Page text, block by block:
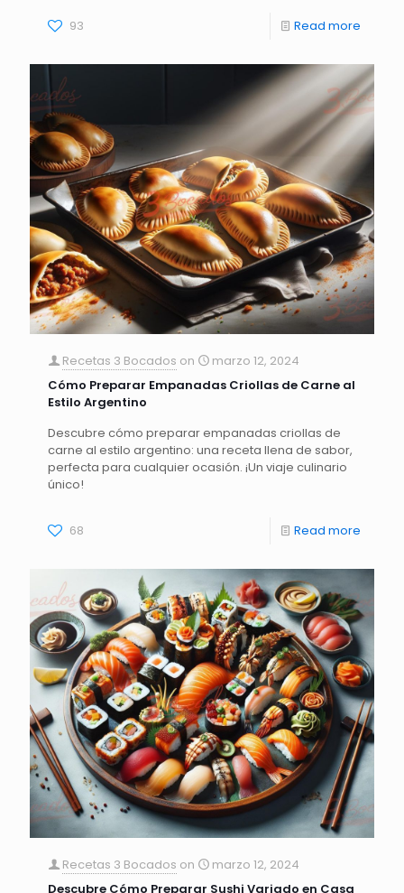
93 Read more
Recetas 3 Bocados on
marzo 12, 2024
Cómo Preparar Empanadas Criollas de Carne al
Estilo Argentino
Descubre cómo preparar empanadas criollas de
carne al estilo argentino: una receta llena de sabor,
perfecta para cualquier ocasión. ¡Un viaje culinario
único!
68 Read more
Recetas 3 Bocados on
marzo 12, 2024
Descubre Cómo Preparar Sushi Variado en Casa